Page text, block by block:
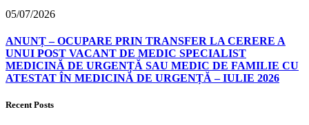
05/07/2026
ANUNȚ – OCUPARE PRIN TRANSFER LA CERERE A
UNUI POST VACANT DE MEDIC SPECIALIST
MEDICINĂ DE URGENȚĂ SAU MEDIC DE FAMILIE CU
ATESTAT ÎN MEDICINĂ DE URGENȚĂ – IULIE 2026
Recent Posts